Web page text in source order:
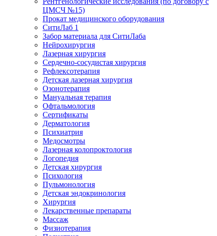
ЦМСЧ №15)
Прокат медицинского оборудования
СитиЛаб 1
Забор материала для СитиЛаба
Нейрохирургия
Лазерная хирургия
Сердечно-сосудистая хирургия
Рефлексотерапия
Детская лазерная хирургия
Озонотерапия
Мануальная терапия
Офтальмология
Сертификаты
Дерматология
Психиатрия
Медосмотры
Лазерная колопроктология
Логопедия
Детская хирургия
Психология
Пульмонология
Детская эндокринология
Хирургия
Лекарственные препараты
Массаж
Физиотерапия